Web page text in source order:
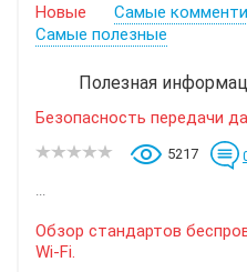
Новые
Самые
Самые полезные
Полезная
Безопасность передачи
5217
...
Обзор стандартов
Wi-Fi.